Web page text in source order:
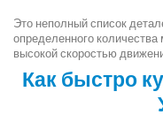
Это неполный список
определенного количества
высокой скоростью
Как быстро